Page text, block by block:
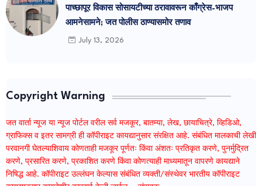
पाच्छापूर विकास सोसायटीच्या ठरावावरून काँग्रेस-भाजप
आमनेसामने; जत पोलीस ठाण्यासमोर तणाव
July 13, 2026
Copyright Warning
जत वार्ता न्यूज या न्यूज पोर्टल वरील सर्व मजकूर, बातम्या, लेख, छायाचित्रे, व्हिडिओ,
ग्राफिक्स व इतर सामग्री ही कॉपीराइट कायद्यानुसार संरक्षित आहे. संबंधित मालकाची लेखी
परवानगी घेतल्याशिवाय कोणताही मजकूर पूर्णतः किंवा अंशतः प्रतिकृत करणे, पुनर्मुद्रित
करणे, प्रसारित करणे, प्रकाशित करणे किंवा कोणत्याही माध्यमातून वापरणे कायद्याने
निषिद्ध आहे. कॉपीराइट उल्लंघन केल्यास संबंधित व्यक्ती/संस्थेवर भारतीय कॉपीराइट